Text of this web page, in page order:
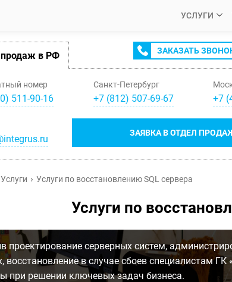
УСЛУГИ
в РФ ЗАКАЗАТЬ
номер
511-90-16
Санкт-Петербург
+7(812) 507-69-67 +7 (
ЗАЯВКА В ОТДЕЛ
Услуги Услуги по восстановлению SQL сервера
Услуги по
проектирование серверных систем,
восстановление в случае сбоев специалистам ГК
при решении ключевых задач бизнеса.